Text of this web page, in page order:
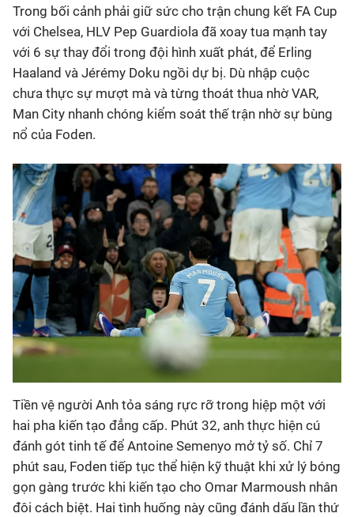
Trong bối cảnh phải giữ sức cho trận chung kết FA Cup
với Chelsea, HLV Pep Guardiola đã xoay tua mạnh tay
với 6 sự thay đổi trong đội hình xuất phát, để Erling
Haaland và Jérémy Doku ngồi dự bị. Dù nhập cuộc
chưa thực sự mượt mà và từng thoát thua nhờ VAR,
Man City nhanh chóng kiểm soát thế trận nhờ sự bùng
nổ của Foden.
Tiền vệ người Anh tỏa sáng rực rỡ trong hiệp một với
hai pha kiến tạo đẳng cấp. Phút 32, anh thực hiện cú
đánh gót tinh tế để Antoine Semenyo mở tỷ số. Chỉ 7
phút sau, Foden tiếp tục thể hiện kỹ thuật khi xử lý bóng
gọn gàng trước khi kiến tạo cho Omar Marmoush nhân
đôi cách biệt. Hai tình huống này cũng đánh dấu lần thứ